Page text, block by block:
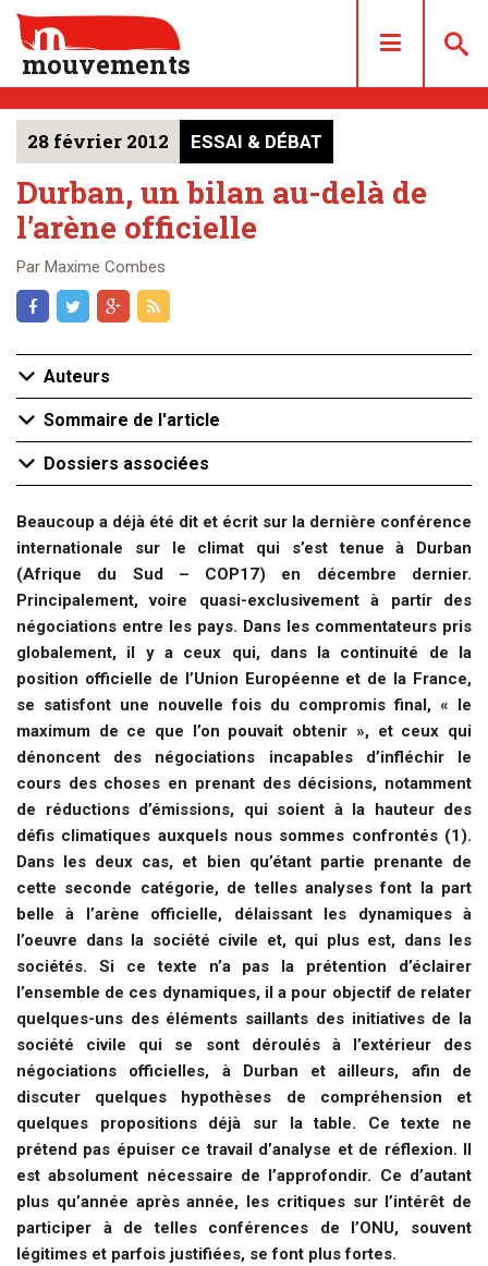
mouvements
DOSSIERS
ARTICLES
LES NUMÉROS
ACHAT/ABONNEMENT
CONTACT
28 février 2012 ESSAI & DÉBAT
Durban, un bilan au-delà de
l’arène officielle
Par Maxime Combes
Auteurs
Sommaire de l'article
Dossiers associées
Beaucoup a déjà été dit et écrit sur la dernière conférence
internationale sur le climat qui s’est tenue à Durban
(Afrique du Sud – COP17) en décembre dernier.
Principalement, voire quasi-exclusivement à partir des
négociations entre les pays. Dans les commentateurs pris
globalement, il y a ceux qui, dans la continuité de la
position officielle de l’Union Européenne et de la France,
se satisfont une nouvelle fois du compromis final, « le
maximum de ce que l’on pouvait obtenir », et ceux qui
dénoncent des négociations incapables d’infléchir le
cours des choses en prenant des décisions, notamment
de réductions d’émissions, qui soient à la hauteur des
défis climatiques auxquels nous sommes confrontés (1).
Dans les deux cas, et bien qu’étant partie prenante de
cette seconde catégorie, de telles analyses font la part
belle à l’arène officielle, délaissant les dynamiques à
l’oeuvre dans la société civile et, qui plus est, dans les
sociétés. Si ce texte n’a pas la prétention d’éclairer
l’ensemble de ces dynamiques, il a pour objectif de relater
quelques-uns des éléments saillants des initiatives de la
société civile qui se sont déroulés à l’extérieur des
négociations officielles, à Durban et ailleurs, afin de
discuter quelques hypothèses de compréhension et
quelques propositions déjà sur la table. Ce texte ne
prétend pas épuiser ce travail d’analyse et de réflexion. Il
est absolument nécessaire de l’approfondir. Ce d’autant
plus qu’année après année, les critiques sur l’intérêt de
participer à de telles conférences de l’ONU, souvent
légitimes et parfois justifiées, se font plus fortes.